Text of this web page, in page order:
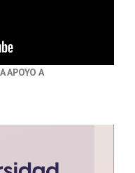
APOYO A